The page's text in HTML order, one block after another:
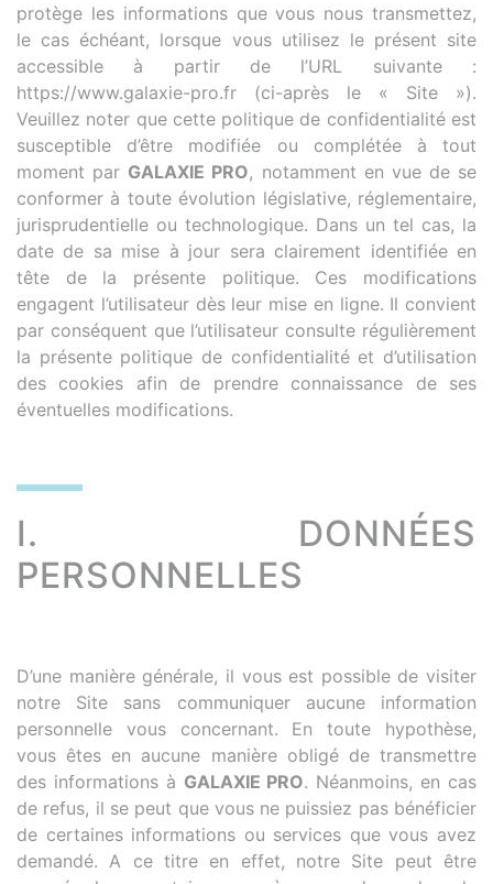
protège les informations que vous nous transmettez,
le cas échéant, lorsque vous utilisez le présent site
accessible à partir de l’URL suivante :
https://www.galaxie-pro.fr (ci-après le « Site »).
Veuillez noter que cette politique de confidentialité est
susceptible d’être modifiée ou complétée à tout
moment par GALAXIE PRO, notamment en vue de se
conformer à toute évolution législative, réglementaire,
jurisprudentielle ou technologique. Dans un tel cas, la
date de sa mise à jour sera clairement identifiée en
tête de la présente politique. Ces modifications
engagent l’utilisateur dès leur mise en ligne. Il convient
par conséquent que l’utilisateur consulte régulièrement
la présente politique de confidentialité et d’utilisation
des cookies afin de prendre connaissance de ses
éventuelles modifications.
I. DONNÉES
PERSONNELLES
D’une manière générale, il vous est possible de visiter
notre Site sans communiquer aucune information
personnelle vous concernant. En toute hypothèse,
vous êtes en aucune manière obligé de transmettre
des informations à GALAXIE PRO. Néanmoins, en cas
de refus, il se peut que vous ne puissiez pas bénéficier
de certaines informations ou services que vous avez
demandé. A ce titre en effet, notre Site peut être